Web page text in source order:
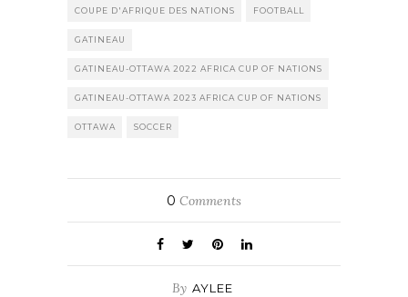
COUPE D'AFRIQUE DES NATIONS FOOTBALL
GATINEAU
GATINEAU-OTTAWA 2022 AFRICA CUP OF NATIONS
GATINEAU-OTTAWA 2023 AFRICA CUP OF NATIONS
OTTAWA SOCCER
0 Comments
By AYLEE